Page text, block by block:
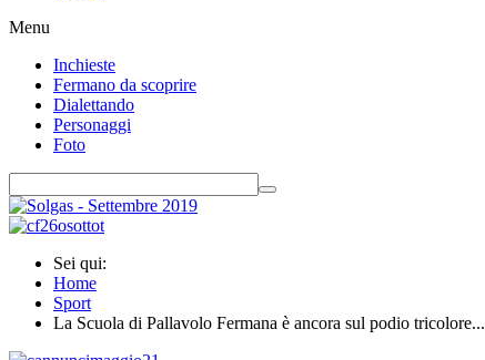
Menu
Inchieste
Fermano da scoprire
Dialettando
Personaggi
Foto
Sei qui:
Home
Sport
La Scuola di Pallavolo Fermana è ancora sul podio tricolore...